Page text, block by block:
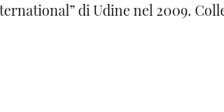
di Udine nel 2009.